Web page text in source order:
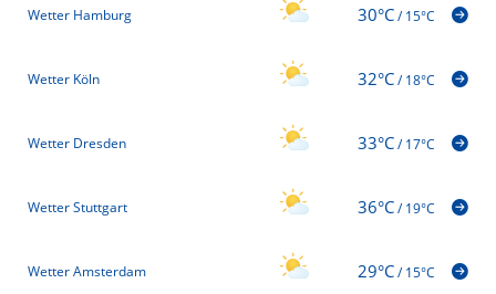
Wetter Hamburg 30°C/15°C
Wetter Köln 32°C/18°C
Wetter Dresden 33°C/17°C
Wetter Stuttgart 36°C/19°C
Wetter Amsterdam 29°C/15°C